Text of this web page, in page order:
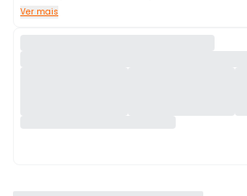
Ver mais